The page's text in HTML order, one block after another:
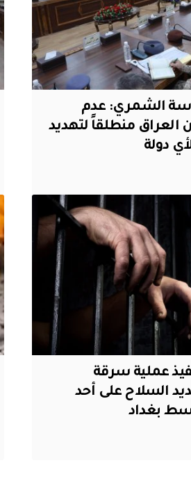
الشمري: عدم
العراق منطلقاً لتهديد
دولة
عملية سرقة
السلاح على أحد
بغداد